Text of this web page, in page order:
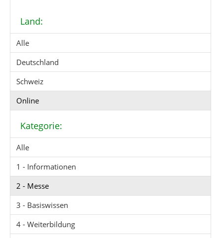
Land:
Alle
Deutschland
Schweiz
Online
Kategorie:
Alle
1 - Informationen
2 - Messe
3 - Basiswissen
4 - Weiterbildung